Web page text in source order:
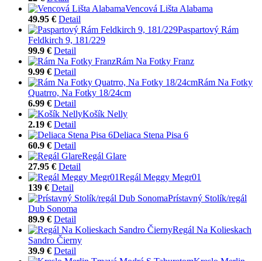
Vencová Lišta Alabama
49.95 € Detail
Paspartový Rám
Feldkirch 9, 181/229
99.9 € Detail
Rám Na Fotky Franz
9.99 € Detail
Rám Na Fotky
Quatrro, Na Fotky 18/24cm
6.99 € Detail
Košík Nelly
2.19 € Detail
Deliaca Stena Pisa 6
60.9 € Detail
Regál Glare
27.95 € Detail
Regál Meggy Megr01
139 € Detail
Prístavný Stolík/regál
Dub Sonoma
89.9 € Detail
Regál Na Kolieskach
Sandro Čierny
39.9 € Detail